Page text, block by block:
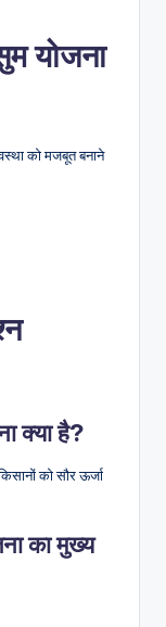
योजना
को मजबूत बनाने
क्या है?
को सौर ऊर्जा
का मुख्य